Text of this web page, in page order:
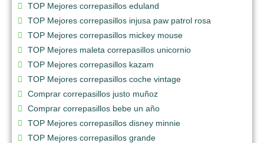
TOP Mejores correpasillos eduland
TOP Mejores correpasillos injusa paw patrol rosa
TOP Mejores correpasillos mickey mouse
TOP Mejores maleta correpasillos unicornio
TOP Mejores correpasillos kazam
TOP Mejores correpasillos coche vintage
Comprar correpasillos justo muñoz
Comprar correpasillos bebe un año
TOP Mejores correpasillos disney minnie
TOP Mejores correpasillos grande